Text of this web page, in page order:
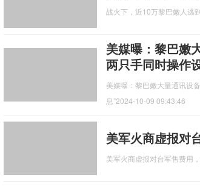
战火下，近10万黎巴嫩人逃
美媒曝：黎巴嫩
两只手同时操作
美媒曝：黎巴嫩大量通讯设
息”2024-10-09 09:43:46
美军火商虚报对
美军火商虚报对台军售费用